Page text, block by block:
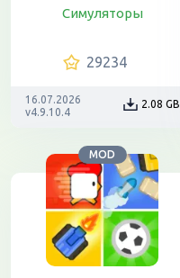
Симуляторы
29234
16.07.2026
v4.9.10.4
2.08 GB
MOD